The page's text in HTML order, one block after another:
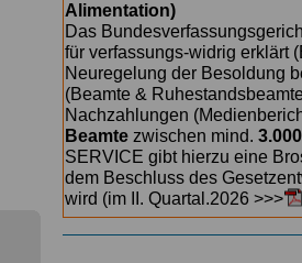
Alimentation)
Das
für verfassungs-widrig erklärt
Neuregelung der Besoldung
(Beamte &
Nachzahlungen
Beamte zwischen mind.
SERVICE gibt hierzu eine
dem Beschluss des
wird (im II. Quartal.2026 >>>